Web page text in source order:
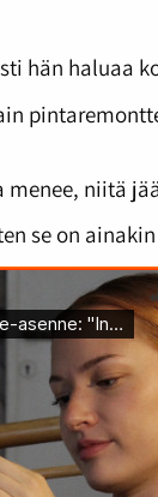
hän haluaa
niitä
se on